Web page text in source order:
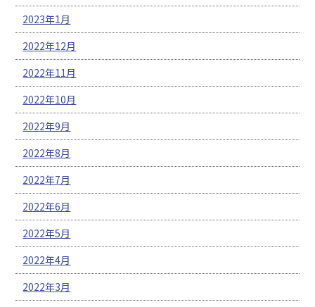
2023年1月
2022年12月
2022年11月
2022年10月
2022年9月
2022年8月
2022年7月
2022年6月
2022年5月
2022年4月
2022年3月